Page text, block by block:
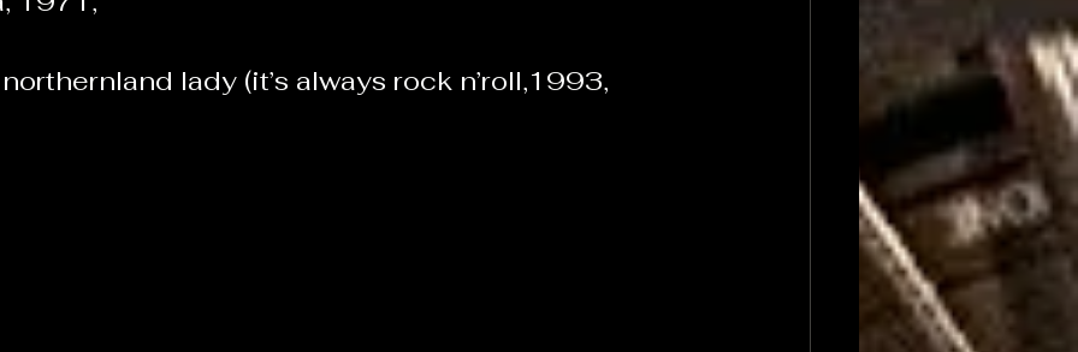
lady (it’s always rock n’roll,1993,